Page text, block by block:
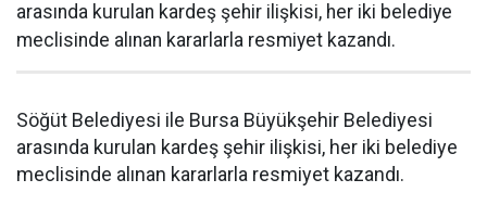
arasında kurulan kardeş şehir ilişkisi, her iki belediye
meclisinde alınan kararlarla resmiyet kazandı.
Söğüt Belediyesi ile Bursa Büyükşehir Belediyesi
arasında kurulan kardeş şehir ilişkisi, her iki belediye
meclisinde alınan kararlarla resmiyet kazandı.